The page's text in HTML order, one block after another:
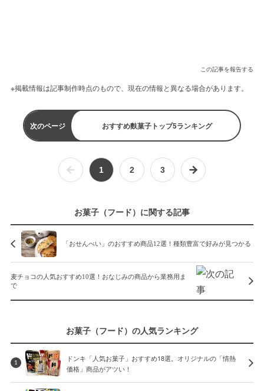
この記事を報告する
※掲載情報は記事制作時点のもので、現在の情報と異なる場合があります。
次のページ おすすめ麩菓子トップ5ランキング
1 2 3
お菓子（フード）に関する記事
「おせんべい」のおすすめ商品12選！種類豊富で好みが見つかる
麦チョコの人気おすすめ10選！おなじみの商品から業務用ま
で
お菓子（フード）の人気ランキング
1
ドンキ「人気お菓子」おすすめ18選。オリジナルの「情熱
価格」商品がアツい！